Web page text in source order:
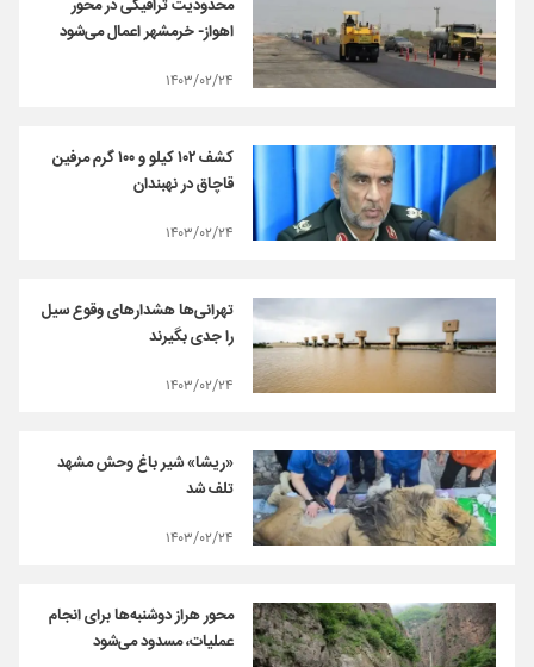
محدودیت ترافیکی در محور
اهواز- خرمشهر اعمال می‌شود
۱۴۰۳/۰۲/۲۴
کشف ۱۰۲ کیلو و ۱۰۰ گرم مرفین
قاچاق در نهبندان
۱۴۰۳/۰۲/۲۴
تهرانی‌ها هشدارهای وقوع سیل
را جدی بگیرند
۱۴۰۳/۰۲/۲۴
«ریشا» شیر باغ وحش مشهد
تلف شد
۱۴۰۳/۰۲/۲۴
محور هراز دوشنبه‌ها برای انجام
عملیات، مسدود می‌شود